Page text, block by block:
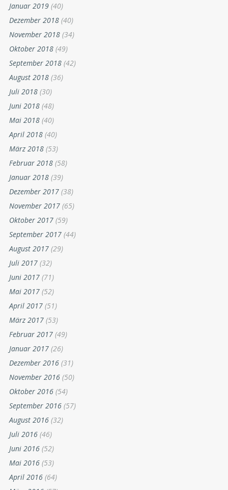
Januar 2019 (40)
Dezember 2018 (40)
November 2018 (34)
Oktober 2018 (49)
September 2018 (42)
August 2018 (36)
Juli 2018 (30)
Juni 2018 (48)
Mai 2018 (40)
April 2018 (40)
März 2018 (53)
Februar 2018 (58)
Januar 2018 (39)
Dezember 2017 (38)
November 2017 (65)
Oktober 2017 (59)
September 2017 (44)
August 2017 (29)
Juli 2017 (32)
Juni 2017 (71)
Mai 2017 (52)
April 2017 (51)
März 2017 (53)
Februar 2017 (49)
Januar 2017 (26)
Dezember 2016 (31)
November 2016 (50)
Oktober 2016 (54)
September 2016 (57)
August 2016 (32)
Juli 2016 (46)
Juni 2016 (52)
Mai 2016 (53)
April 2016 (64)